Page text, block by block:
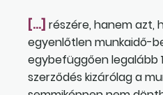
[…] részére, hanem azt,
egyenlőtlen munkaidő-
egybefüggően legalább
szerződés kizárólag a